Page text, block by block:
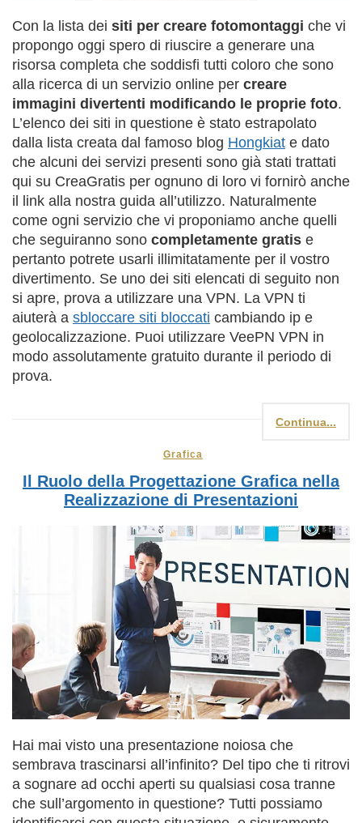
Con la lista dei siti per creare fotomontaggi che vi
propongo oggi spero di riuscire a generare una
risorsa completa che soddisfi tutti coloro che sono
alla ricerca di un servizio online per creare
immagini divertenti modificando le proprie foto.
L’elenco dei siti in questione è stato estrapolato
dalla lista creata dal famoso blog Hongkiat e dato
che alcuni dei servizi presenti sono già stati trattati
qui su CreaGratis per ognuno di loro vi fornirò anche
il link alla nostra guida all’utilizzo. Naturalmente
come ogni servizio che vi proponiamo anche quelli
che seguiranno sono completamente gratis e
pertanto potrete usarli illimitatamente per il vostro
divertimento. Se uno dei siti elencati di seguito non
si apre, prova a utilizzare una VPN. La VPN ti
aiuterà a sbloccare siti bloccati cambiando ip e
geolocalizzazione. Puoi utilizzare VeePN VPN in
modo assolutamente gratuito durante il periodo di
prova.
Continua...
Grafica
Il Ruolo della Progettazione Grafica nella
Realizzazione di Presentazioni
Hai mai visto una presentazione noiosa che
sembrava trascinarsi all’infinito? Del tipo che ti ritrovi
a sognare ad occhi aperti su qualsiasi cosa tranne
che sull’argomento in questione? Tutti possiamo